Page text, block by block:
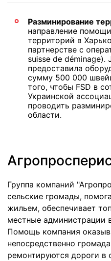
Разминирование
направление
территорий в
партнерстве с
suisse de déminage).
предоставила
сумму 500 000
того, чтобы FSD в
Украинской
проводить
области.
Группа компаний
сельские громады,
жильем, обеспечивает
местные администрации
Помощь компания
непосредственно
ремонтируются дороги в